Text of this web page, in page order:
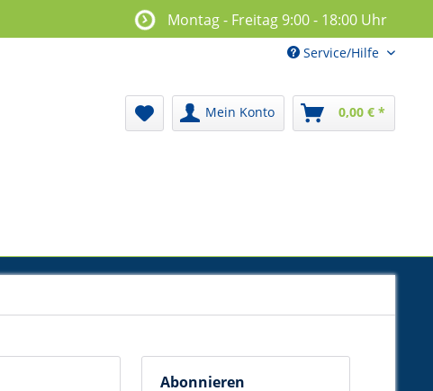
Montag - Freitag 9:00 - 18:00 Uhr
Service/Hilfe
Mein Konto 0,00 € *
Abonnieren